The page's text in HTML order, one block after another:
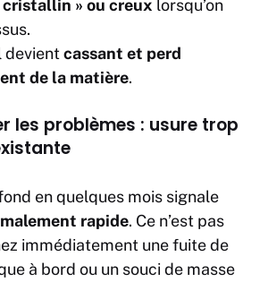
cristallin » ou creux lorsqu’on
devientcassant et perd
de la matière.
les problèmes : usure trop
en quelques mois signale
rapide. Ce n’est pas
immédiatement une fuite de
à bord ou un souci de masse